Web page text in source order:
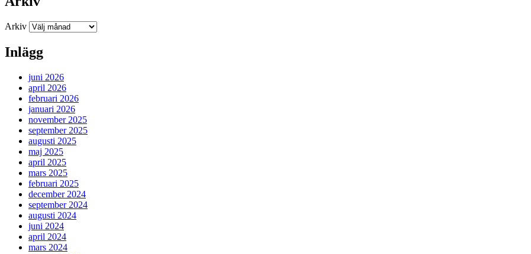
Arkiv
Inlägg
juni 2026
april 2026
februari 2026
januari 2026
november 2025
september 2025
augusti 2025
maj 2025
april 2025
mars 2025
februari 2025
december 2024
september 2024
augusti 2024
juni 2024
april 2024
mars 2024